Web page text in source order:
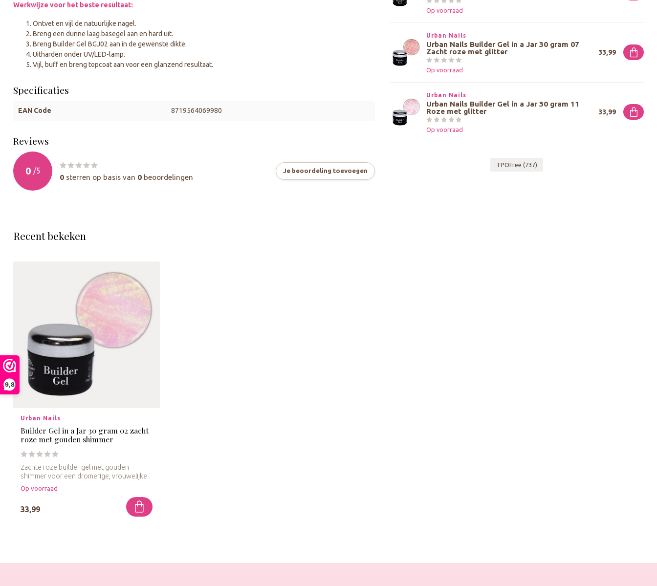
9,8
Werkwijze voor het beste resultaat:
Ontvet en vijl de natuurlijke nagel.
Breng een dunne laag basegel aan en hard uit.
Breng Builder Gel BGJ02 aan in de gewenste dikte.
Uitharden onder UV/LED-lamp.
Vijl, buff en breng topcoat aan voor een glanzend resultaat.
Specificaties
EAN Code 8719564069980
Reviews
0 /5
0 sterren op basis van 0 beoordelingen
Je beoordeling toevoegen
Op voorraad
Urban Nails
Urban Nails Builder Gel in a Jar 30 gram 07
Zacht roze met glitter
Op voorraad
33,99
Urban Nails
Urban Nails Builder Gel in a Jar 30 gram 11
Roze met glitter
Op voorraad
33,99
TPOFree (737)
Recent bekeken
Urban Nails
Builder Gel in a Jar 30 gram 02 zacht
roze met gouden shimmer
Zachte roze builder gel met gouden
shimmer voor een dromerige, vrouwelijke
uitst...
Op voorraad
33,99